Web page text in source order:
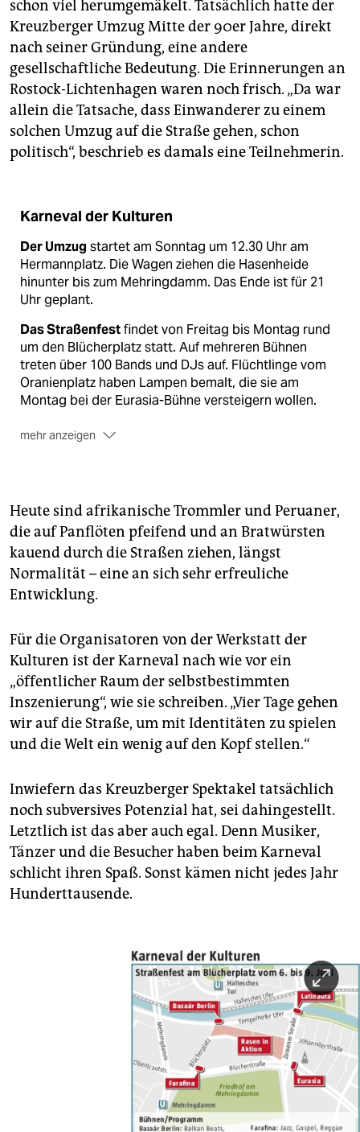
schon viel herumgemäkelt. Tatsächlich hatte der
Kreuzberger Umzug Mitte der 90er Jahre, direkt
nach seiner Gründung, eine andere
gesellschaftliche Bedeutung. Die Erinnerungen an
Rostock-Lichtenhagen waren noch frisch. „Da war
allein die Tatsache, dass Einwanderer zu einem
solchen Umzug auf die Straße gehen, schon
politisch“, beschrieb es damals eine Teilnehmerin.
Karneval der Kulturen
Der Umzug startet am Sonntag um 12.30 Uhr am
Hermannplatz. Die Wagen ziehen die Hasenheide
hinunter bis zum Mehringdamm. Das Ende ist für 21
Uhr geplant.
Das Straßenfestfindet von Freitag bis Montag rund
um den Blücherplatz statt. Auf mehreren Bühnen
treten über 100 Bands und DJs auf. Flüchtlinge vom
Oranienplatz haben Lampen bemalt, die sie am
Montag bei der Eurasia-Bühne versteigern wollen.
mehr anzeigen
13.30 Uhr. Im Anschluss gibt es im Görli ein
Kinderfest.
Heute sind afrikanische Trommler und Peruaner,
die auf Panflöten pfeifend und an Bratwürsten
kauend durch die Straßen ziehen, längst
Normalität – eine an sich sehr erfreuliche
Entwicklung.
Für die Organisatoren von der Werkstatt der
Kulturen ist der Karneval nach wie vor ein
„öffentlicher Raum der selbstbestimmten
Inszenierung“, wie sie schreiben. „Vier Tage gehen
wir auf die Straße, um mit Identitäten zu spielen
und die Welt ein wenig auf den Kopf stellen.“
Inwiefern das Kreuzberger Spektakel tatsächlich
noch subversives Potenzial hat, sei dahingestellt.
Letztlich ist das aber auch egal. Denn Musiker,
Tänzer und die Besucher haben beim Karneval
schlicht ihren Spaß. Sonst kämen nicht jedes Jahr
Hunderttausende.